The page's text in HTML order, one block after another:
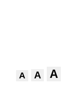
A A A